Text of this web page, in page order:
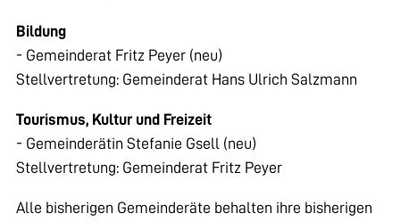
Bildung
- Gemeinderat Fritz Peyer (neu)
Stellvertretung: Gemeinderat Hans Ulrich Salzmann
Tourismus, Kultur und Freizeit
- Gemeinderätin Stefanie Gsell (neu)
Stellvertretung: Gemeinderat Fritz Peyer
Alle bisherigen Gemeinderäte behalten ihre bisherigen